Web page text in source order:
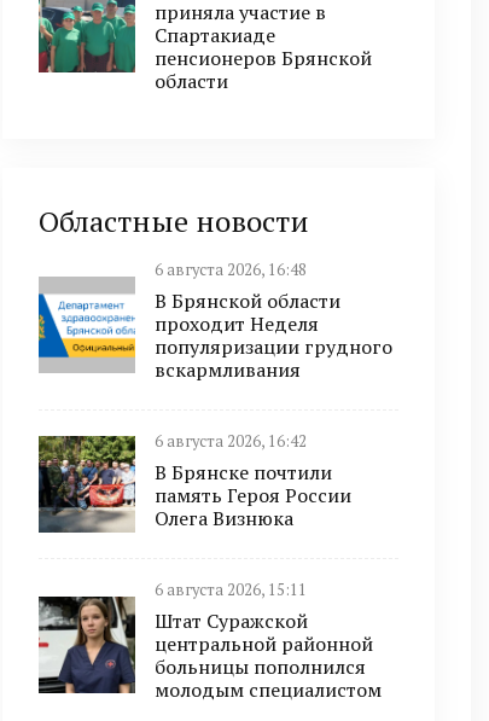
приняла участие в
Спартакиаде
пенсионеров Брянской
области
Областные новости
6 августа 2026, 16:48
В Брянской области
проходит Неделя
популяризации грудного
вскармливания
6 августа 2026, 16:42
В Брянске почтили
память Героя России
Олега Визнюка
6 августа 2026, 15:11
Штат Суражской
центральной районной
больницы пополнился
молодым специалистом